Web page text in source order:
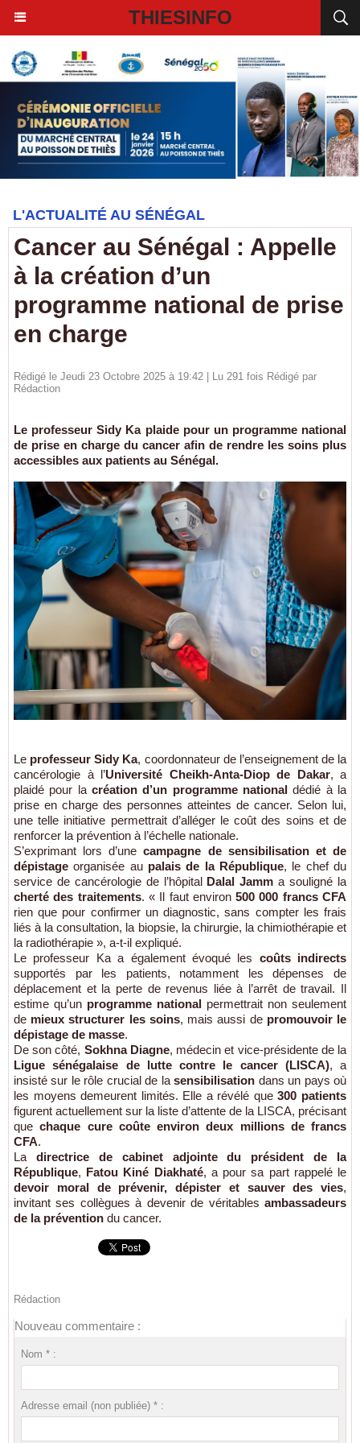
THIESINFO
L'ACTUALITÉ AU SÉNÉGAL
Cancer au Sénégal : Appelle
à la création d’un
programme national de prise
en charge
Rédigé le Jeudi 23 Octobre 2025 à 19:42 | Lu 291 fois Rédigé par
Rédaction
Le professeur Sidy Ka plaide pour un programme national
de prise en charge du cancer afin de rendre les soins plus
accessibles aux patients au Sénégal.
Le professeur Sidy Ka, coordonnateur de l’enseignement de la
cancérologie à l’Université Cheikh-Anta-Diop de Dakar, a
plaidé pour la création d’un programme national dédié à la
prise en charge des personnes atteintes de cancer. Selon lui,
une telle initiative permettrait d’alléger le coût des soins et de
renforcer la prévention à l’échelle nationale.
S’exprimant lors d’unecampagne de sensibilisation et de
dépistage organisée au palais de la République, le chef du
service de cancérologie de l’hôpital Dalal Jamm a souligné la
cherté des traitements. « Il faut environ500 000 francs CFA
rien que pour confirmer un diagnostic, sans compter les frais
liés à la consultation, la biopsie, la chirurgie, la chimiothérapie et
la radiothérapie », a-t-il expliqué.
Le professeur Ka a également évoqué les coûts indirects
supportés par les patients, notamment les dépenses de
déplacement et la perte de revenus liée à l’arrêt de travail. Il
estime qu’un programme national permettrait non seulement
de mieux structurer les soins, mais aussi de promouvoir le
dépistage de masse.
De son côté, Sokhna Diagne, médecin et vice-présidente de la
Ligue sénégalaise de lutte contre le cancer (LISCA), a
insisté sur le rôle crucial de lasensibilisation dans un pays où
les moyens demeurent limités. Elle a révélé que300 patients
figurent actuellement sur la liste d’attente de la LISCA, précisant
quechaque cure coûte environ deux millions de francs
CFA.
La directrice de cabinet adjointe du président de la
République, Fatou Kiné Diakhaté, a pour sa part rappelé le
devoir moral de prévenir, dépister et sauver des vies,
invitant ses collègues à devenir de véritables ambassadeurs
de la prévention du cancer.
Rédaction
Nouveau commentaire :
Nom * :
Adresse email (non publiée) * :